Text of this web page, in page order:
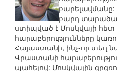
բարդ
ստիպված է Մոսկվայի հետ
հարաբերությունները
Հայաստանի, ինչ-որ տեղ
Վրաստանի
պահելով: Մոսկվային